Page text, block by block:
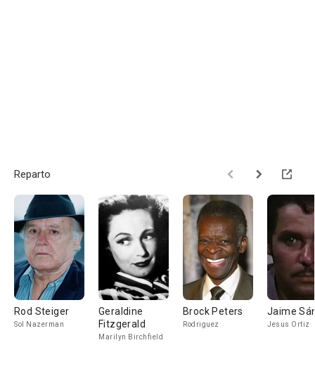
Reparto
Rod Steiger
Sol Nazerman
Geraldine
Fitzgerald
Marilyn Birchfield
Brock Peters
Rodriguez
Jaime
Jesus Ortiz